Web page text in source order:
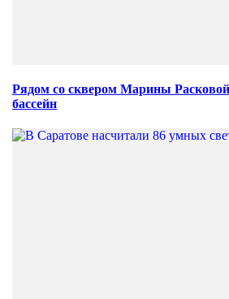
Рядом со сквером Марины Расковой
бассейн